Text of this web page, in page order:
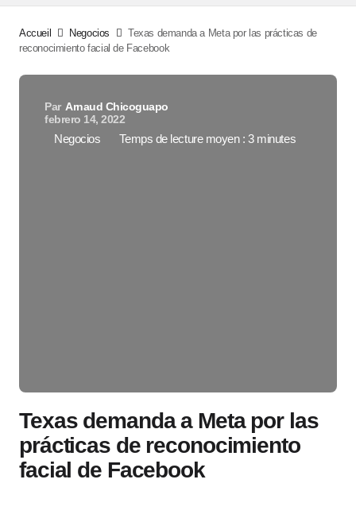
Accueil Negocios
Texas demanda a Meta por las prácticas de
reconocimiento facial de Facebook
Par Arnaud Chicoguapo
febrero 14, 2022
Negocios Temps de lecture moyen : 3 minutes
Texas demanda a Meta por las
prácticas de reconocimiento
facial de Facebook